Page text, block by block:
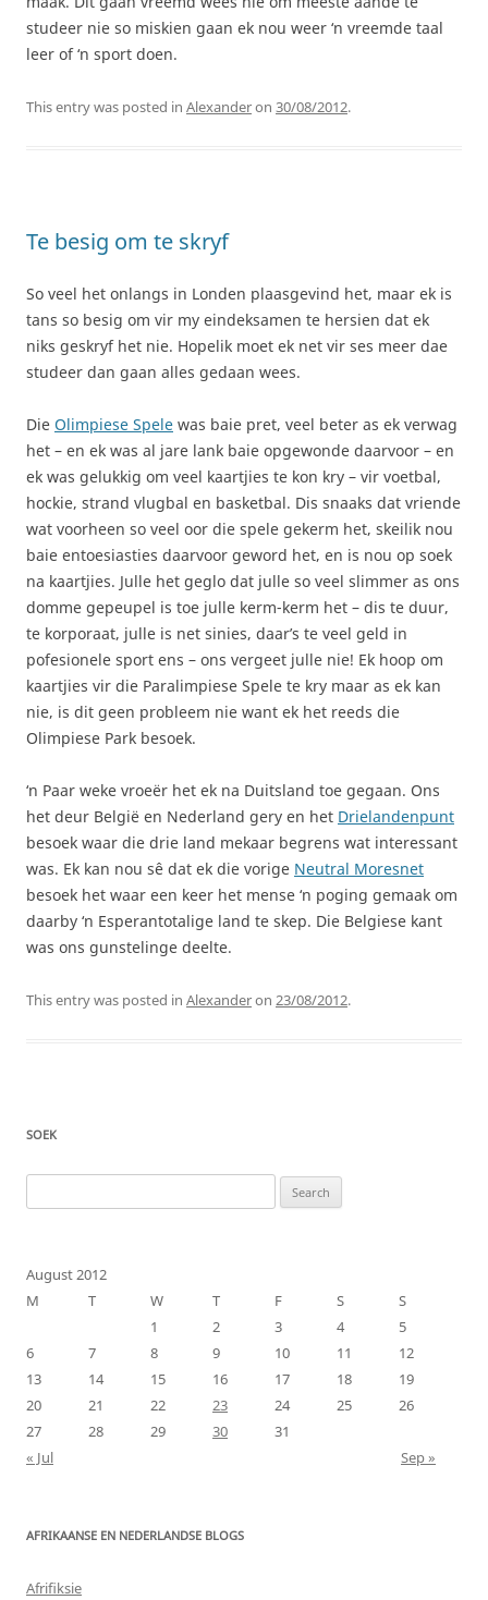
studeer nie so miskien gaan ek nou weer ‘n vreemde taal
leer of ‘n sport doen.
This entry was posted in Alexanderon 30/08/2012.
Te besig om te skryf
So veel het onlangs in Londen plaasgevind het, maar ek is
tans so besig om vir my eindeksamen te hersien dat ek
niks geskryf het nie. Hopelik moet ek net vir ses meer dae
studeer dan gaan alles gedaan wees.
Die Olimpiese Spele was baie pret, veel beter as ek verwag
het – en ek was al jare lank baie opgewonde daarvoor – en
ek was gelukkig om veel kaartjies te kon kry – vir voetbal,
hockie, strand vlugbal en basketbal. Dis snaaks dat vriende
wat voorheen so veel oor die spele gekerm het, skeilik nou
baie entoesiasties daarvoor geword het, en is nou op soek
na kaartjies. Julle het geglo dat julle so veel slimmer as ons
domme gepeupel is toe julle kerm-kerm het – dis te duur,
te korporaat, julle is net sinies, daar’s te veel geld in
pofesionele sport ens – ons vergeet julle nie! Ek hoop om
kaartjies vir die Paralimpiese Spele te kry maar as ek kan
nie, is dit geen probleem nie want ek het reeds die
Olimpiese Park besoek.
‘n Paar weke vroeër het ek na Duitsland toe gegaan. Ons
het deur België en Nederland gery en het Drielandenpunt
besoek waar die drie land mekaar begrens wat interessant
was. Ek kan nou sê dat ek die vorige Neutral Moresnet
besoek het waar een keer het mense ‘n poging gemaak om
daarby ‘n Esperantotalige land te skep. Die Belgiese kant
was ons gunstelinge deelte.
This entry was posted in Alexanderon 23/08/2012.
SOEK
for:
August 2012
M
T W T F S
S
1
2 3 4
5
6
7 8 9 10 11
12
13
14 15 16 17 18
19
20
21 22 23 24 25
26
27
28 29 30
31
« Jul
Sep »
AFRIKAANSE EN NEDERLANDSE BLOGS
Afrifiksie